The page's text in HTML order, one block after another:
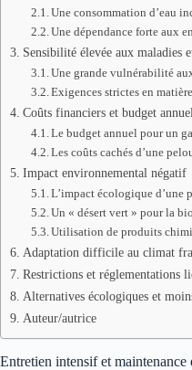
Une consommation d’eau
Une dépendance forte aux
Sensibilité élevée aux maladies
Une grande vulnérabilité
Exigences strictes en
Coûts financiers et budget annuel
Le budget annuel pour un
Les coûts cachés d’une
Impact environnemental négatif
L’impact écologique d’une
Un « désert vert » pour la
Utilisation de produits
Adaptation difficile au climat
Restrictions et réglementations
Alternatives écologiques et
Auteur/autrice
Entretien intensif et